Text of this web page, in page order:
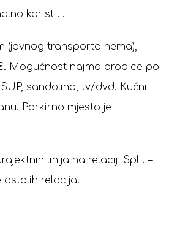
koristiti.
(javnog transporta nema),
Mogućnost najma brodice po
sandolina, tv/dvd. Kućni
Parkirno mjesto je
linija na relaciji Split –
ostalih relacija.